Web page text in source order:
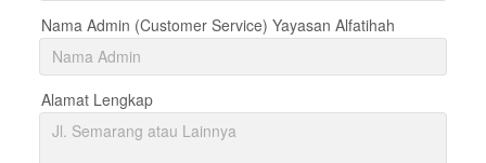
Nama Admin (Customer Service) Yayasan Alfatihah
Alamat Lengkap